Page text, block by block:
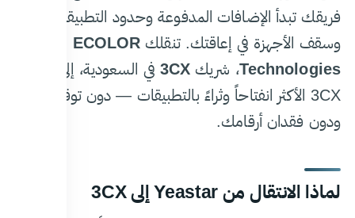
فريقك تبدأ الإضافات المدفوعة وحدود التطبيقات
وسقف الأجهزة في إعاقتك. تنقلك ECOLOR
Technologies، شريك 3CX في السعودية، إلى منصة
3CX الأكثر انفتاحاً وثراءً بالتطبيقات — دون توقف
ودون فقدان أرقامك.
لماذا الانتقال من Yeastar إلى 3CX